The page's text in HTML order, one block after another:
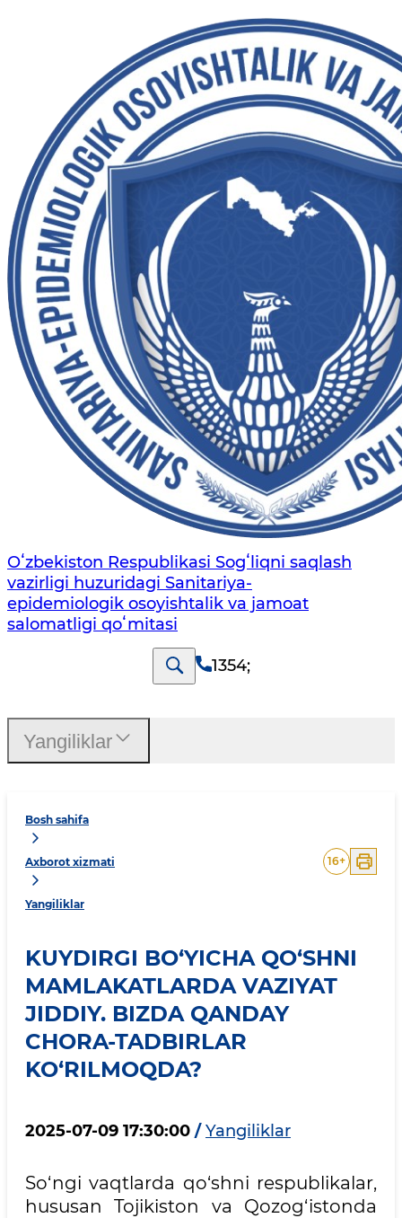
Oʻzbekiston Respublikasi Sogʻliqni saqlash
vazirligi huzuridagi Sanitariya-
epidemiologik osoyishtalik va jamoat
salomatligi qoʻmitasi
1354;
Bosh sahifa
Axborot xizmati
Yangiliklar
16+
KUYDIRGI BO‘YICHA QO‘SHNI
MAMLAKATLARDA VAZIYAT
JIDDIY. BIZDA QANDAY
CHORA-TADBIRLAR
KO‘RILMOQDA?
2025-07-09 17:30:00 / Yangiliklar
So‘ngi vaqtlarda qo‘shni respublikalar,
hususan Tojikiston va Qozog‘istonda
Yangiliklar